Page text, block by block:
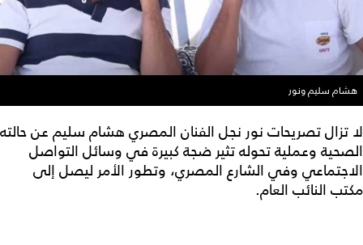
هشام سليم ونور
لا تزال تصريحات نور نجل الفنان المصري هشام سليم عن حالته
الصحية وعملية تحوله تثير ضجة كبيرة في وسائل التواصل
الاجتماعي وفي الشارع المصري، وتطور الأمر ليصل إلى
مكتب النائب العام.